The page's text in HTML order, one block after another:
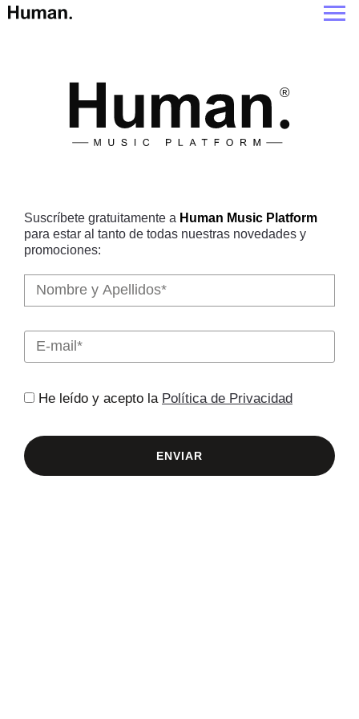
Suscríbete gratuitamente a Human Music Platform
para estar al tanto de todas nuestras novedades y
promociones:
He leído y acepto la Política de Privacidad
ENVIAR